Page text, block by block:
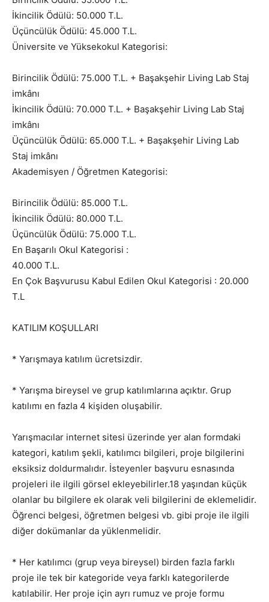
İkincilik Ödülü: 50.000 T.L.
Üçüncülük Ödülü: 45.000 T.L.
Üniversite ve Yüksekokul Kategorisi:
Birincilik Ödülü: 75.000 T.L. + Başakşehir Living Lab Staj
imkânı
İkincilik Ödülü: 70.000 T.L. + Başakşehir Living Lab Staj
imkânı
Üçüncülük Ödülü: 65.000 T.L. + Başakşehir Living Lab
Staj imkânı
Akademisyen / Öğretmen Kategorisi:
Birincilik Ödülü: 85.000 T.L.
İkincilik Ödülü: 80.000 T.L.
Üçüncülük Ödülü: 75.000 T.L.
En Başarılı Okul Kategorisi :
40.000 T.L.
En Çok Başvurusu Kabul Edilen Okul Kategorisi : 20.000
T.L
KATILIM KOŞULLARI
* Yarışmaya katılım ücretsizdir.
* Yarışma bireysel ve grup katılımlarına açıktır. Grup
katılımı en fazla 4 kişiden oluşabilir.
Yarışmacılar internet sitesi üzerinde yer alan formdaki
kategori, katılım şekli, katılımcı bilgileri, proje bilgilerini
eksiksiz doldurmalıdır. İsteyenler başvuru esnasında
projeleri ile ilgili görsel ekleyebilirler.18 yaşından küçük
olanlar bu bilgilere ek olarak veli bilgilerini de eklemelidir.
Öğrenci belgesi, öğretmen belgesi vb. gibi proje ile ilgili
diğer dokümanlar da yüklenmelidir.
* Her katılımcı (grup veya bireysel) birden fazla farklı
proje ile tek bir kategoride veya farklı kategorilerde
katılabilir. Her proje için ayrı rumuz ve proje formu